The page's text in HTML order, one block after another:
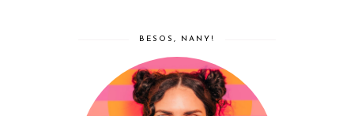
BESOS, NANY!